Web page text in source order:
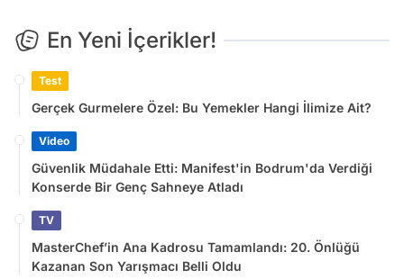
En Yeni İçerikler!
Test
Gerçek Gurmelere Özel: Bu Yemekler Hangi İlimize Ait?
Video
Güvenlik Müdahale Etti: Manifest'in Bodrum'da Verdiği
Konserde Bir Genç Sahneye Atladı
TV
MasterChef’in Ana Kadrosu Tamamlandı: 20. Önlüğü
Kazanan Son Yarışmacı Belli Oldu